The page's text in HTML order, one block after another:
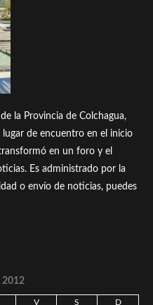
la Provincia de Colchagua,
de encuentro en el inicio
en un foro y el
Es administrado por la
o envío de noticias, puedes
2012
V S D